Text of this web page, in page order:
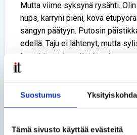
Suostumus
Tämä sivusto käyttää evästeitä
Mutta viime syksynä rysähti.
hups, kärryni pieni, kova
sängyn päätyyn. Putosin
edellä. Taju ei lähtenyt, mutta
lennähti viisi senttiä liian kauas
Pyörin laminaattilattialla ja
otteen. Poikani ja hänen
apuun ja nostivat minut tv-tuoliin.
Säikähdyksellä selvittiin siten,